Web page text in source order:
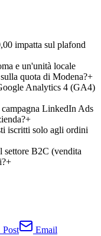
impatta sul plafond
e un'unità locale
quota di Modena?+
Analytics 4 (GA4)
LinkedIn Ads
+
iscritti solo agli ordini
settore B2C (vendita
+
Post Email